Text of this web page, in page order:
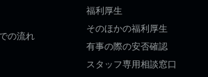
の流れ
福利厚生
そのほかの福利厚生
有事の際の安否確認
スタッフ専用相談窓口